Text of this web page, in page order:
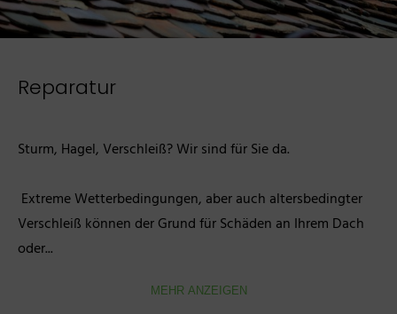
Reparatur
Sturm, Hagel, Verschleiß? Wir sind für Sie da.
Verschleiß können der Grund für Schäden an Ihrem Dach
oder...
MEHR ANZEIGEN